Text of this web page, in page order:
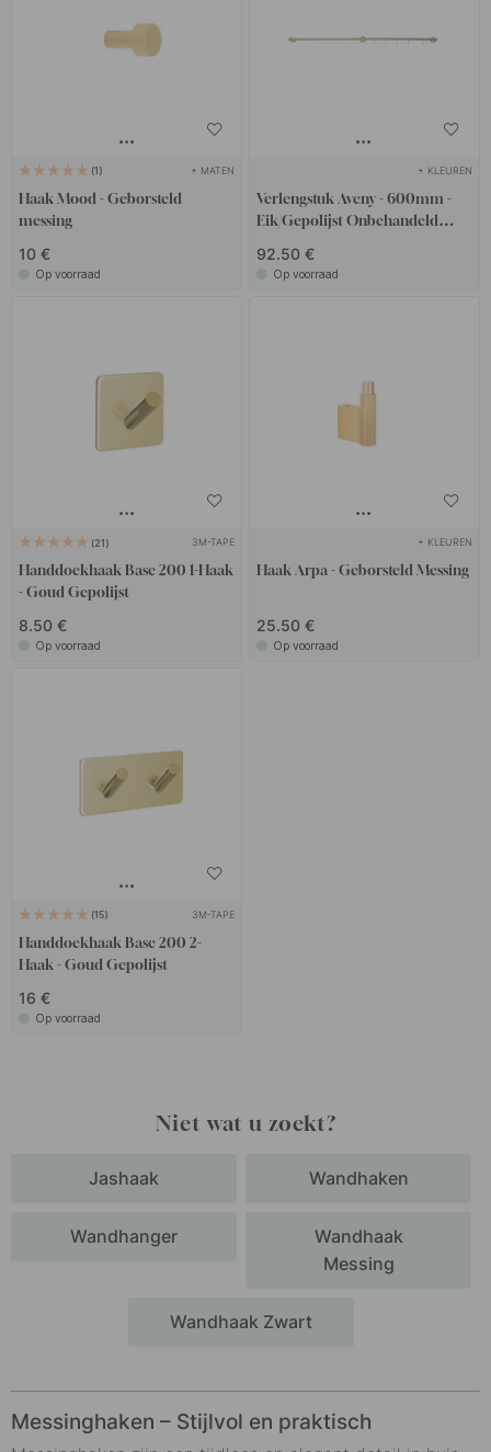
1 + MATEN
Haak Mood - Geborsteld
messing
10 €
Op voorraad
+ KLEUREN
Verlengstuk Aveny - 600mm -
Eik/Gepolijst Onbehandeld
92.50 €
Op voorraad
21 3M-TAPE
Handdoekhaak Base 200 1-Haak
- Goud Gepolijst
8.50 €
Op voorraad
+ KLEUREN
Haak Arpa - Geborsteld Messing
25.50 €
Op voorraad
15 3M-TAPE
Handdoekhaak Base 200 2-
Haak - Goud Gepolijst
16 €
Op voorraad
Niet wat u zoekt?
Jashaak Wandhaken
Wandhanger
Wandhaak
Messing
Wandhaak Zwart
Messinghaken – Stijlvol en praktisch